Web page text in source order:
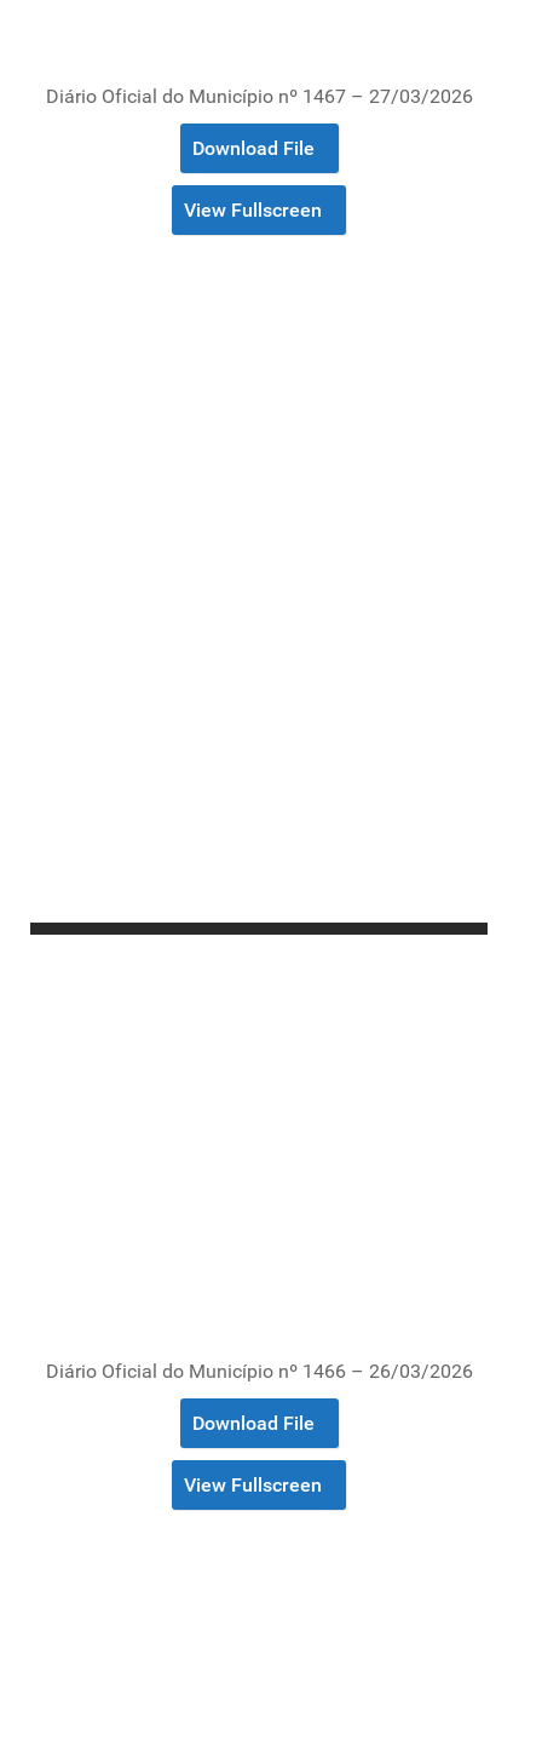
Diário Oficial do Município nº 1467 – 27/03/2026
Download File
View Fullscreen
Diário Oficial do Município nº 1466 – 26/03/2026
Download File
View Fullscreen